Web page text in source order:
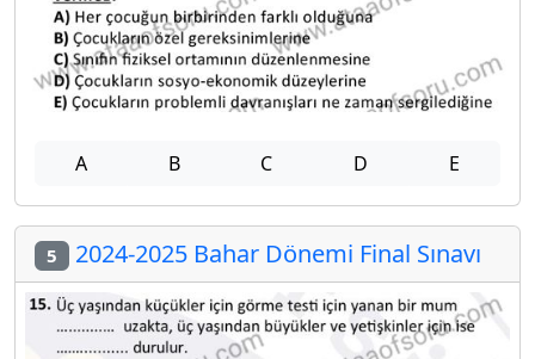
A B C D E
5 2024-2025 Bahar Dönemi Final Sınavı